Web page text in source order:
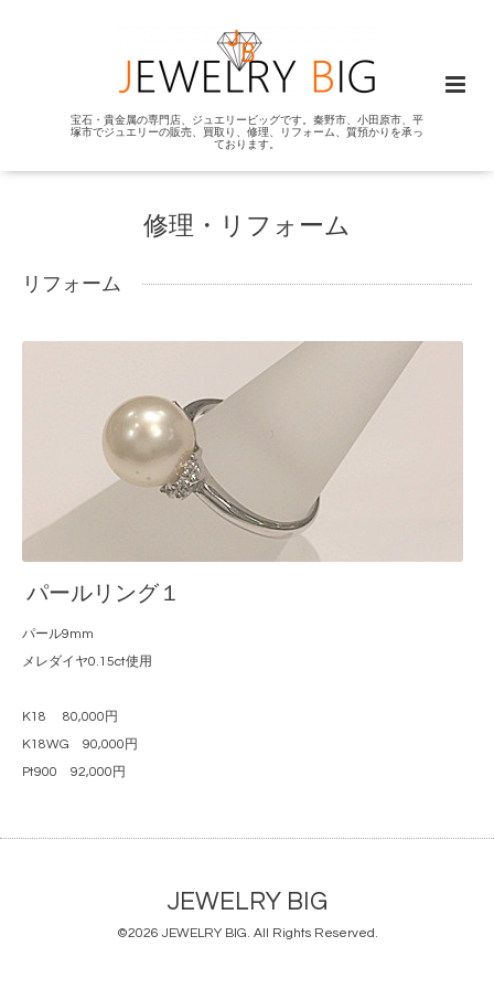
宝石・貴金属の専門店、ジュエリービッグです。秦野市、小田原市、平
塚市でジュエリーの販売、買取り、修理、リフォーム、質預かりを承っ
ております。
修理・リフォーム
リフォーム
パールリング１
パール9mm
メレダイヤ0.15ct使用
K18 80,000円
K18WG 90,000円
Pt900 92,000円
JEWELRY BIG
©2026 JEWELRY BIG. All Rights Reserved.